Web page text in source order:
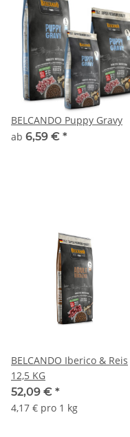
BELCANDO Puppy Gravy
ab 6,59 € *
BELCANDO Iberico & Reis
12,5 KG
52,09 € *
4,17 € pro 1 kg